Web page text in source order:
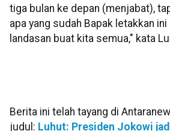
tiga bulan ke depan (menjabat),
apa yang sudah Bapak letakkan
landasan buat kita semua," kata
Berita ini telah tayang di
judul: Luhut: Presiden Jokowi